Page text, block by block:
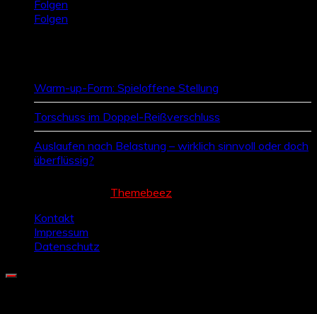
Folgen
Folgen
Warm-up-Form: Spieloffene Stellung
Torschuss im Doppel-Reißverschluss
Auslaufen nach Belastung – wirklich sinnvoll oder doch
überflüssig?
Themebeez
Kontakt
Impressum
Datenschutz